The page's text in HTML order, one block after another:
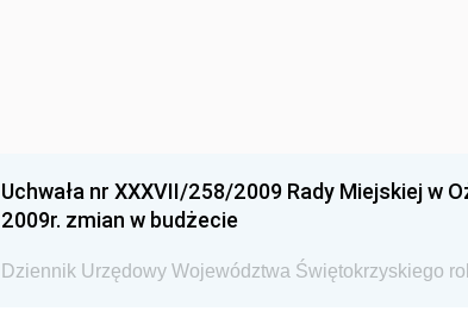
Uchwała nr XXXVII/258/2009 Rady Miejskiej w
2009r. zmian w budżecie
Dziennik Urzędowy Województwa Świętokrzyskiego